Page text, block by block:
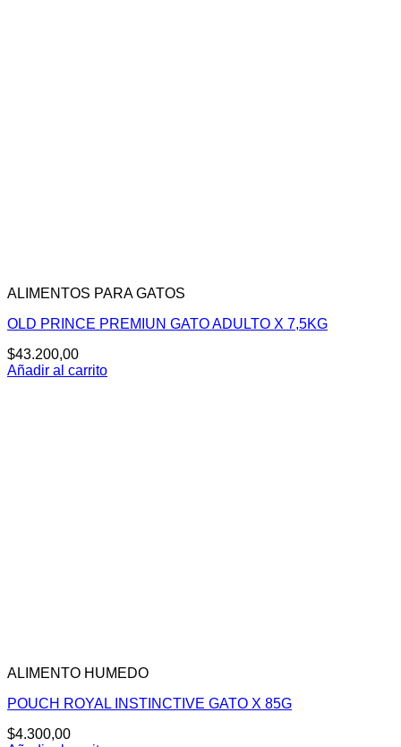
ALIMENTOS PARA GATOS
OLD PRINCE PREMIUN GATO ADULTO X 7,5KG
$43.200,00
Añadir al carrito
ALIMENTO HUMEDO
POUCH ROYAL INSTINCTIVE GATO X 85G
$4.300,00